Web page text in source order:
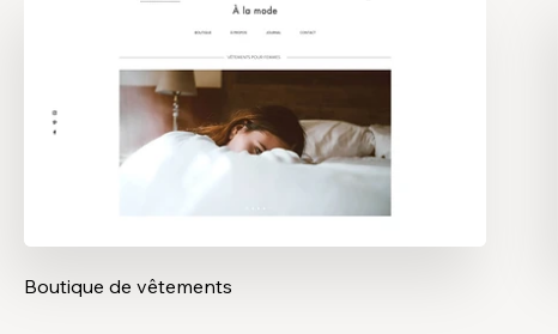
Boutique de vêtements